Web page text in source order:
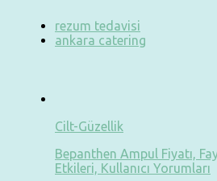
rezum tedavisi
ankara catering
Cilt-Güzellik
Bepanthen Ampul Fiyatı,
Etkileri, Kullanıcı Yorumları